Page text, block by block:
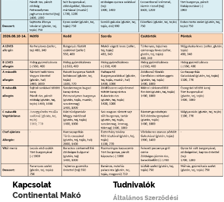
Kapcsolat
Continental Makó
Tudnivalók
Általános Szerződési